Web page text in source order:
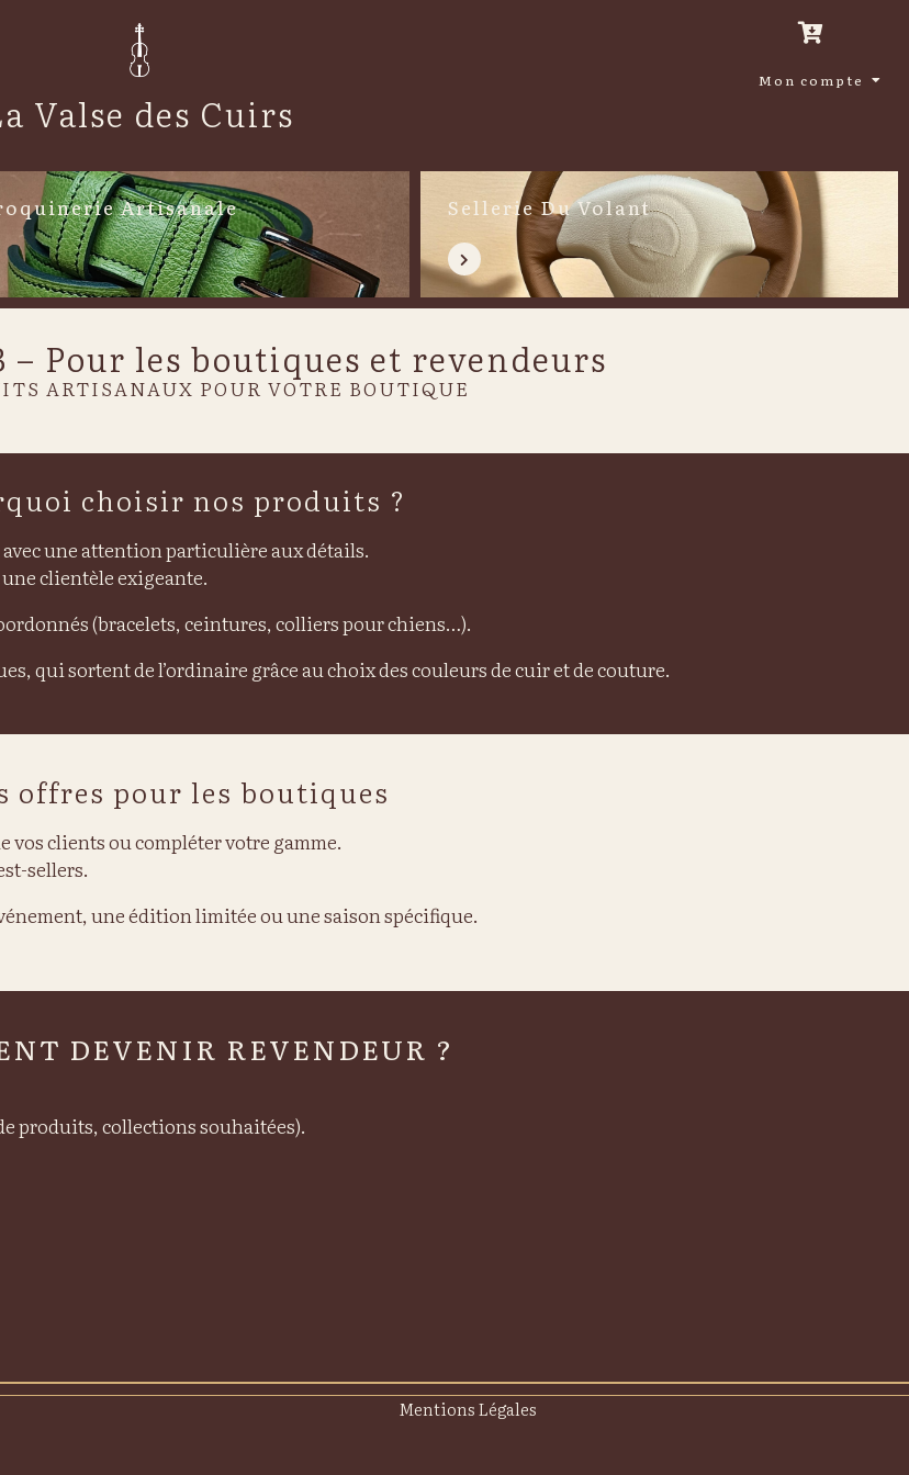
Valse des Cuirs
Mon compte
Artisanale Sellerie Du Volant
– Pour les boutiques et revendeurs
ARTISANAUX POUR VOTRE BOUTIQUE
choisir nos produits ?
une attention particulière aux détails.
clientèle exigeante.
(bracelets, ceintures, colliers pour chiens…).
qui sortent de l’ordinaire grâce au choix des couleurs de cuir et de couture.
offres pour les boutiques
vos clients ou compléter votre gamme.
sellers.
une édition limitée ou une saison spécifique.
DEVENIR REVENDEUR ?
produits, collections souhaitées).
Mentions Légales